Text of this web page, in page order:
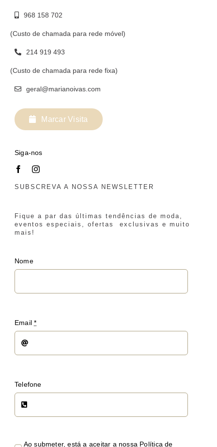
968 158 702
(Custo de chamada para rede móvel)
214 919 493
(Custo de chamada para rede fixa)
geral@marianoivas.com
Marcar Visita
Siga-nos
SUBSCREVA A NOSSA NEWSLETTER
Fique a par das últimas tendências de moda,
eventos especiais, ofertas exclusivas e muito
mais!
Nome
Email*
Telefone
Ao submeter, está a aceitar a nossa Política de